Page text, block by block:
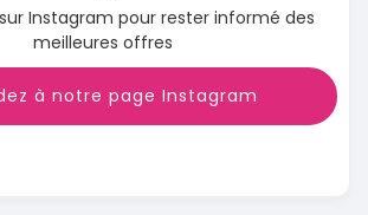
Instagram pour rester informé des
meilleures offres
à notre page Instagram